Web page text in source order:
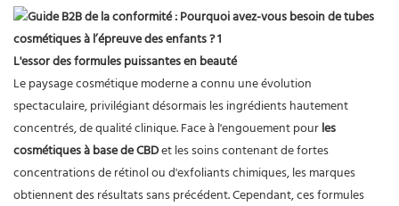
L'essor des formules puissantes en beauté
Le paysage cosmétique moderne a connu une évolution
spectaculaire, privilégiant désormais les ingrédients hautement
concentrés, de qualité clinique. Face à l'engouement pourles
cosmétiques à base de CBDet les soins contenant de fortes
concentrations de rétinol ou d'exfoliants chimiques, les marques
obtiennent des résultats sans précédent. Cependant, ces formules